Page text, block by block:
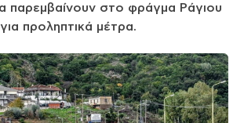
παρεμβαίνουν στο φράγμα Ράγιου
για προληπτικά μέτρα.